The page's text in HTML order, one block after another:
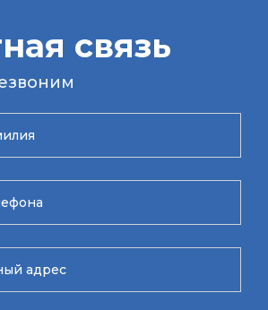
связь